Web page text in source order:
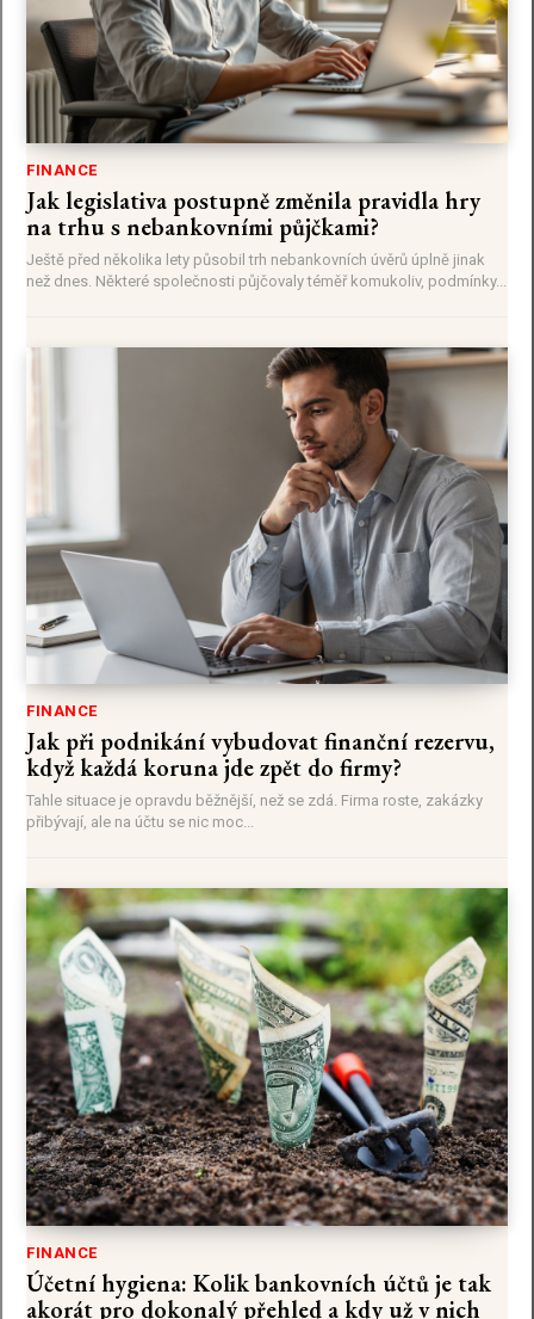
FINANCE
Jak legislativa postupně změnila pravidla hry
na trhu s nebankovními půjčkami?
Ještě před několika lety působil trh nebankovních úvěrů úplně jinak
než dnes. Některé společnosti půjčovaly téměř komukoliv, podmínky...
FINANCE
Jak při podnikání vybudovat finanční rezervu,
když každá koruna jde zpět do firmy?
Tahle situace je opravdu běžnější, než se zdá. Firma roste, zakázky
přibývají, ale na účtu se nic moc...
FINANCE
Účetní hygiena: Kolik bankovních účtů je tak
akorát pro dokonalý přehled a kdy už v nich